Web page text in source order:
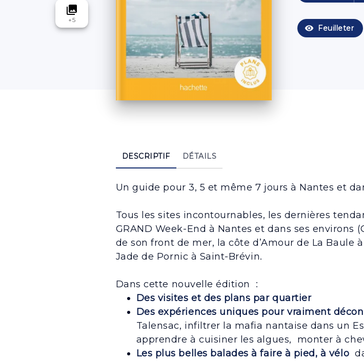
visibility Feuilleter
collections
+5
DESCRIPTIF DÉTAILS
Un guide pour 3, 5 et même 7 jours à Nantes et
Tous les sites incontournables, les dernières
GRAND Week-End à Nantes et dans ses
de son front de mer, la côte d’Amour de La Baule
Jade de Pornic à Saint-Brévin.
Dans cette nouvelle édition :
Des visites et des plans par quartier
Des expériences uniques pour vraiment
Talensac, infiltrer la mafia nantaise dans un
apprendre à cuisiner les algues, monter à
Les plus belles balades à faire à pied, à vélo